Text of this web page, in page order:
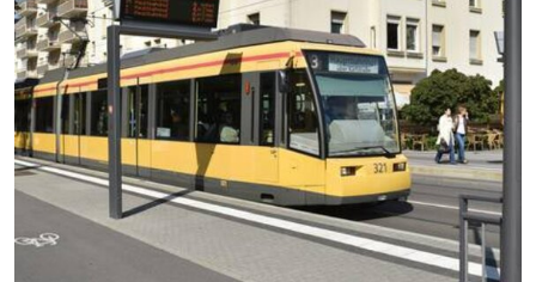
cookie_consent
Zweck:
Dieser Cookie speichert die ausgewählten
Einverständnis-Optionen des Benutzers
Cookie Laufzeit:
1 Jahr